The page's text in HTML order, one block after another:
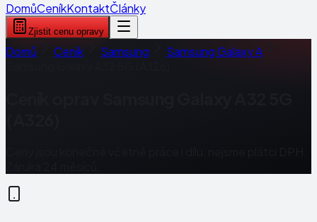
DomůCeníkKontaktČlánky
Zjistit cenu opravy
Domů Ceník Samsung
Samsung Galaxy A